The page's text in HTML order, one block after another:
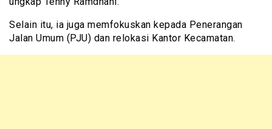
Selain itu, ia juga memfokuskan kepada Penerangan
Jalan Umum (PJU) dan relokasi Kantor Kecamatan.